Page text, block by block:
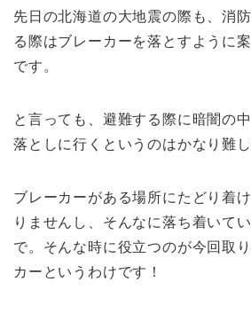
先日の北海道の大地震の際も、消
る際はブレーカーを落とすように
です。
と言っても、避難する際に暗闇の
落としに行くというのはかなり難
ブレーカーがある場所にたどり着
りませんし、そんなに落ち着いて
で。そんな時に役立つのが今回取
カーというわけです！